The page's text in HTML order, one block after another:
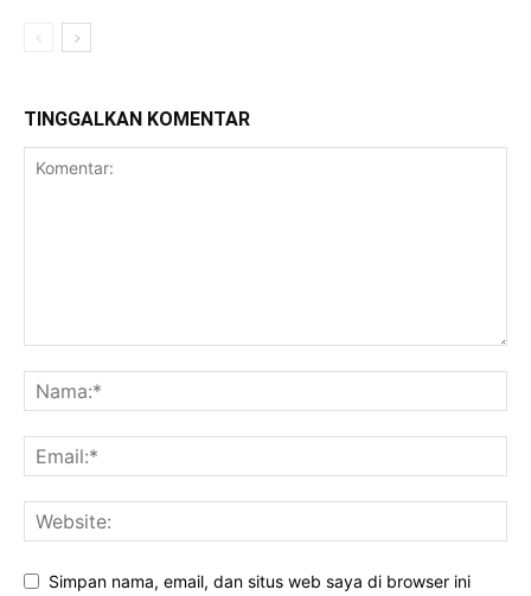
TINGGALKAN KOMENTAR
Simpan nama, email, dan situs web saya di browser ini